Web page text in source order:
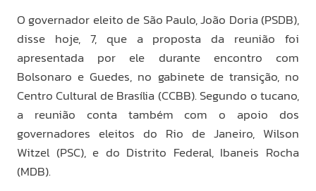
O governador eleito de São Paulo, João Doria (PSDB),
disse hoje, 7, que a proposta da reunião foi
apresentada por ele durante encontro com
Bolsonaro e Guedes, no gabinete de transição, no
Centro Cultural de Brasília (CCBB). Segundo o tucano,
a reunião conta também com o apoio dos
governadores eleitos do Rio de Janeiro, Wilson
Witzel (PSC), e do Distrito Federal, Ibaneis Rocha
(MDB).